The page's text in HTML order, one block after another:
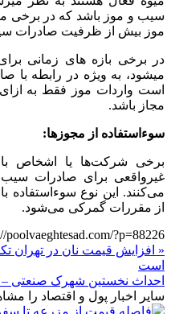
سیب و موز باشد که در برخی
موز بیش از ظرفیت صادرات
در برخی بازه های زمانی
میشود، به ویژه در رابطه با
است واردات موز فقط به
مجاز باشد.
سوءاستفاده از مجوزها:
برخی شرکت‌ها یا اشخاص با
غیرواقعی برای صادرات سیب،
می‌کنند. این نوع
از مقررات گمرکی می‌شود.
poolvaeghtesad.com/?p=88226
« افزایش قیمت نان در تهران
است
احداث نخستین شهرک صنعتی –
سایر اخبار پول و اقتصاد را